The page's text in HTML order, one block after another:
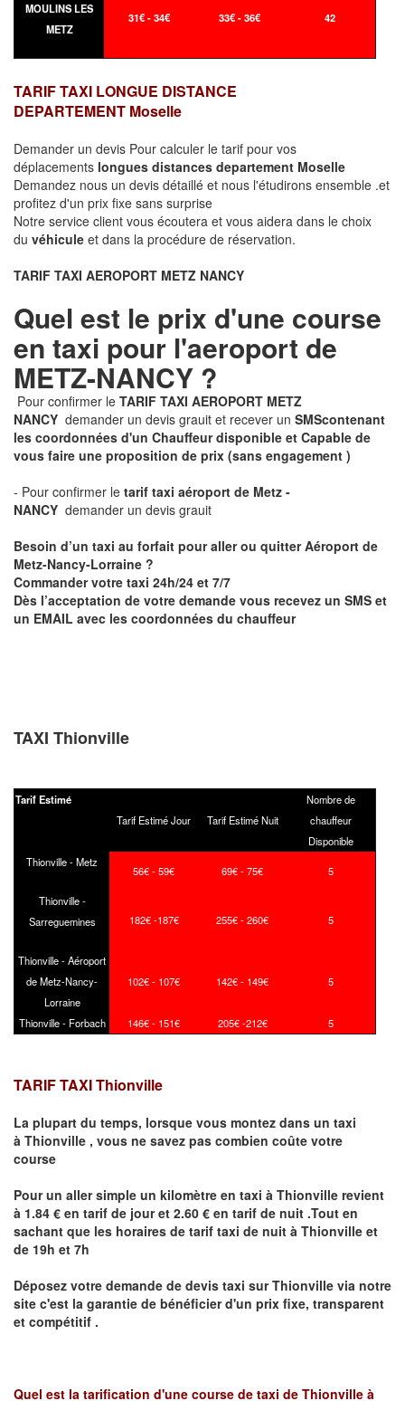
MOULINS LES
METZ
31€ - 34€ 33€ - 36€ 42
TARIF TAXI LONGUE DISTANCE
DEPARTEMENT Moselle
Demander un devis Pour calculer le tarif pour vos
déplacements longues distances departement Moselle
Demandez nous un devis détaillé et nous l'étudirons ensemble .et
profitez d'un prix fixe sans surprise
Notre service client vous écoutera et vous aidera dans le choix
du véhicule et dans la procédure de réservation.
TARIF TAXI AEROPORT METZ NANCY
Quel est le prix d'une course
en taxi pour l'aeroport de
METZ-NANCY ?
Pour confirmer le TARIF TAXI AEROPORT METZ
NANCY demander un devis grauit et recever un SMScontenant
les coordonnées d'un Chauffeur disponible et Capable de
vous faire une proposition de prix (sans engagement )
- Pour confirmer le tarif taxi aéroport de Metz -
NANCY demander un devis grauit
Besoin d’un taxi au forfait pour aller ou quitter Aéroport de
Metz-Nancy-Lorraine ?
Commander votre taxi 24h/24 et 7/7
Dès l’acceptation de votre demande vous recevez un SMS et
un EMAIL avec les coordonnées du chauffeur
TAXI Thionville
Tarif Estimé
Tarif Estimé Jour
Tarif Estimé Nuit
Nombre de
chauffeur
Disponible
Thionville - Metz
56€ - 59€ 69€ - 75€ 5
Thionville -
Sarreguemines
182€ -187€ 255€ - 260€ 5
Thionville - Aéroport
de Metz-Nancy-
Lorraine
102€ - 107€ 142€ - 149€ 5
Thionville - Forbach 146€ - 151€ 205€ -212€ 5
TARIF TAXI Thionville
La plupart du temps, lorsque vous montez dans un taxi
à Thionville , vous ne savez pas combien coûte votre
course
Pour un aller simple un kilomètre en taxi à Thionville revient
à 1.84 € en tarif de jour et 2.60 € en tarif de nuit .Tout en
sachant que les horaires de tarif taxi de nuit à Thionville et
de 19h et 7h
Déposez votre demande de devis taxi surThionville via notre
site c'est la garantie de bénéficier d'un prix fixe, transparent
et compétitif .
Quel est la tarification d'une course de taxi de Thionville à